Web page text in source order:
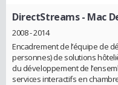
DirectStreams- Mac
2008 - 2014
Encadrement de l’équipe de
personnes) de solutions
du développement de
services interactifs en